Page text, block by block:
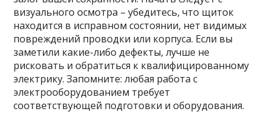
визуального осмотра – убедитесь, что щиток
находится в исправном состоянии, нет видимых
повреждений проводки или корпуса. Если вы
заметили какие-либо дефекты, лучше не
рисковать и обратиться к квалифицированному
электрику. Запомните: любая работа с
электрооборудованием требует
соответствующей подготовки и оборудования.